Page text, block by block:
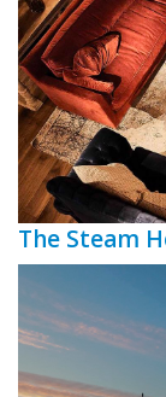
The Steam